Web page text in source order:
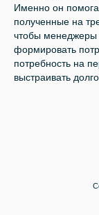
Именно он
полученные на
чтобы менеджеры
формировать
потребность на
выстраивать